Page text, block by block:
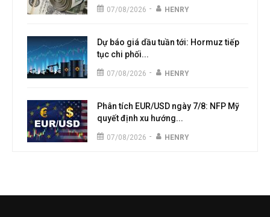
07/08/2026 - HENRY
Dự báo giá dầu tuần tới: Hormuz tiếp
tục chi phối...
07/08/2026 - HENRY
Phân tích EUR/USD ngày 7/8: NFP Mỹ
quyết định xu hướng...
07/08/2026 - HENRY